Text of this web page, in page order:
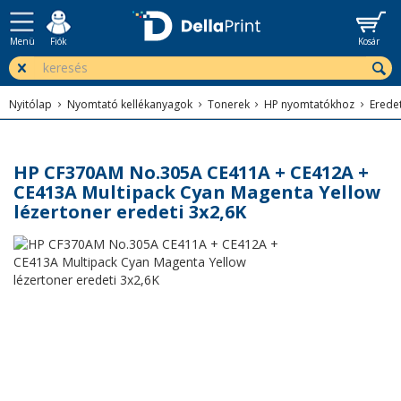
Menü Fiók Kosár
Nyitólap Nyomtató kellékanyagok Tonerek HP nyomtatókhoz
HP CF370AM No.305A CE411A + CE412A +
CE413A Multipack Cyan Magenta Yellow
lézertoner eredeti 3x2,6K